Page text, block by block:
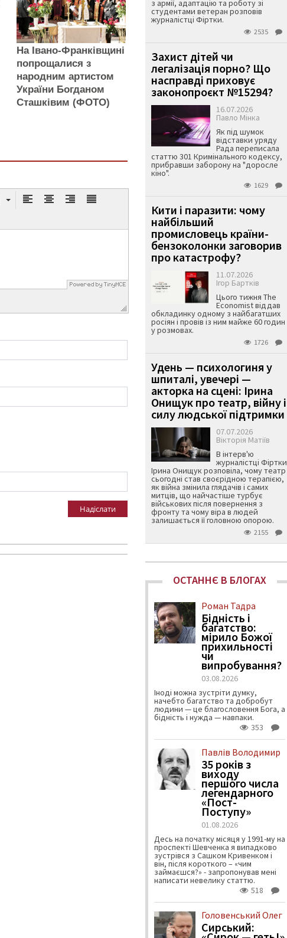
На Івано-Франківщині
попрощалися з
народним артистом
України Богданом
Сташківим (ФОТО)
Надіслати
з армії, адаптацію та роботу зі
студентами ветеран розповів
журналістці Фіртки.
2535
Захист дітей чи
легалізація порно? Що
насправді приховує
законопроєкт №15294?
16.07.2026
Павло Мінка
Як під шумок
відставки уряду
Рада переписала
статтю 301 Кримінального кодексу,
прибравши заборону на "доросле
кіно".
1629
Кити і паразити: чому
найбільший
промисловець країни-
бензоколонки заговорив
про катастрофу?
11.07.2026
Ігор Бартків
Цього тижня The
Economist віддав
обкладинку одному з найбагатших
росіян і провів із ним майже 60 годин
у розмовах.
1726
Удень — психологиня у
шпиталі, увечері —
акторка на сцені: Ірина
Онищук про театр, війну і
силу людської підтримки
07.07.2026
Вікторія Матіїв
В інтерв'ю
журналістці Фіртки
Ірина Онищук розповіла, чому театр
сьогодні став своєрідною терапією,
як війна змінила глядачів і самих
митців, що найчастіше турбує
військових після повернення з
фронту та чому віра в людей
залишається її головною опорою.
2155
ОСТАННЄ В БЛОГАХ
Роман Тадра
Бідність і
багатство:
мірило Божої
прихильності
чи
випробування?
03.08.2026
Іноді можна зустріти думку,
начебто багатство та добробут
людини — це благословення Бога, а
бідність і нужда — навпаки.
353
Павлів Володимир
35 років з
виходу
першого числа
легендарного
«Пост-
Поступу»
01.08.2026
Десь на початку місяця у 1991-му на
проспекті Шевченка я випадково
зустрівся з Сашком Кривенком і
він, після короткого – «чим
займаєшся?» - запропонував мені
написати невелику статтю.
518
Головенський Олег
Сирський: